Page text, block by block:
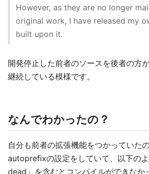
However, as they are no longer
original work, I have released my
built upon it.
開発停止した前者のソースを後者の方
継続している模様です。
なんでわかったの？
自分も前者の拡張機能をつかっていたの
autoprefixの設定をしていて、以下の
dead」を含むとコンパイルができなか